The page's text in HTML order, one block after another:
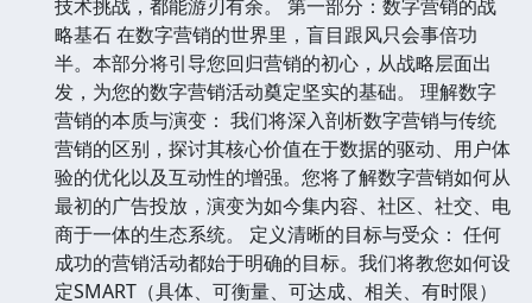
技术挑战，都能游刃有余。 第一部分：数字营销的战
略基石 在数字营销的世界里，盲目跟风只会事倍功
半。本部分将引导您回归营销的初心，从战略层面出
发，为您的数字营销活动奠定坚实的基础。 理解数字
营销的本质与演变： 我们将深入剖析数字营销与传统
营销的区别，探讨其核心价值在于数据的驱动、用户体
验的优化以及互动性的增强。您将了解数字营销如何从
最初的广告投放，演变为如今集内容、社区、社交、电
商于一体的生态系统。 定义清晰的目标与受众： 任何
成功的营销活动都始于明确的目标。我们将教您如何设
定SMART（具体、可衡量、可达成、相关、有时限）